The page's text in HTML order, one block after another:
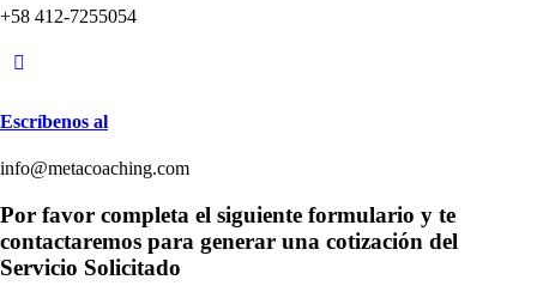
+58 412-7255054
Escríbenos al
info@metacoaching.com
Por favor completa el siguiente formulario y te
contactaremos para generar una cotización del
Servicio Solicitado